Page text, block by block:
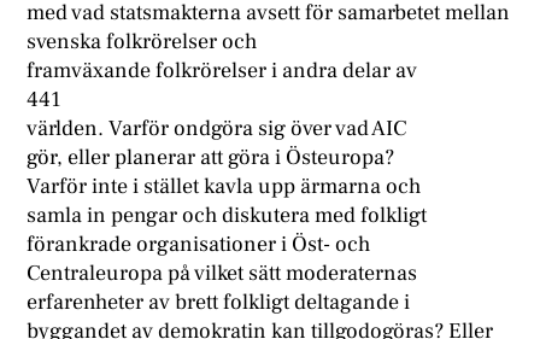
med vad statsmakterna avsett för samarbetet mellan
svenska folkrörelser och
framväxande folkrörelser i andra delar av
441
världen. Varför ondgöra sig över vad AIC
gör, eller planerar att göra i Östeuropa?
Varför inte i stället kavla upp ärmarna och
samla in pengar och diskutera med folkligt
förankrade organisationer i Öst- och
Centraleuropa på vilket sätt moderaternas
erfarenheter av brett folkligt deltagande i
byggandet av demokratin kan tillgodogöras? Eller